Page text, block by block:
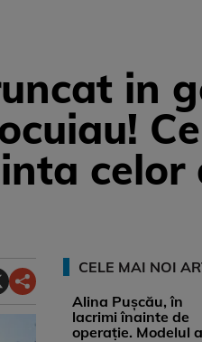
in
celor
CELE MAI NOI
Alina Pușcău, în
lacrimi înainte de
operație. Modelul a